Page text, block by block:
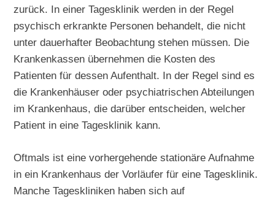
zurück. In einer Tagesklinik werden in der Regel
psychisch erkrankte Personen behandelt, die nicht
unter dauerhafter Beobachtung stehen müssen. Die
Krankenkassen übernehmen die Kosten des
Patienten für dessen Aufenthalt. In der Regel sind es
die Krankenhäuser oder psychiatrischen Abteilungen
im Krankenhaus, die darüber entscheiden, welcher
Patient in eine Tagesklinik kann.
Oftmals ist eine vorhergehende stationäre Aufnahme
in ein Krankenhaus der Vorläufer für eine Tagesklinik.
Manche Tageskliniken haben sich auf